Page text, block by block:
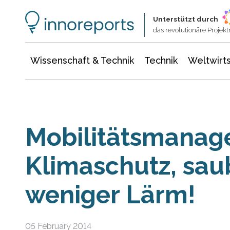
Unterstützt durch
das revolutionäre
Wissenschaft & Technik Technik
Klimaschutz,
weniger Lärm!
05 February 2014